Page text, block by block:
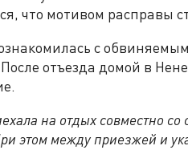
что мотивом расправы
с
отъезда домой в
на отдых совместно
этом между приезжей и